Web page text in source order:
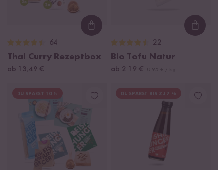
Loading...
64
Thai Curry Rezeptbox
ab 13,49 €
22
Bio Tofu Natur
ab 2,19 €
DU SPARST 10 % DU SPARST BIS ZU 7 %